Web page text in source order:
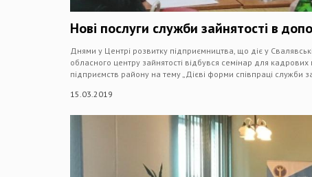
Нові послуги служби зайнятості в
Днями у Центрі розвитку підприємництва, що діє у
обласного центру зайнятості відбувся семінар для
підприємств району на тему „Дієві форми співпраці служби
15.03.2019